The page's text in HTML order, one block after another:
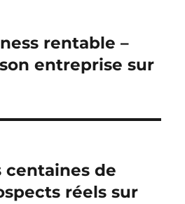
rentable –
entreprise sur
centaines de
réels sur